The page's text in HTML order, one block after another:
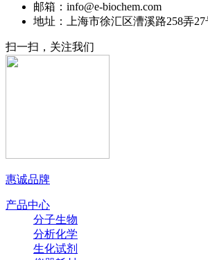
邮箱：info@e-biochem.com
地址：上海市徐汇区漕溪路258弄
扫一扫，关注我们
惠诚品牌
产品中心
分子生物
分析化学
生化试剂